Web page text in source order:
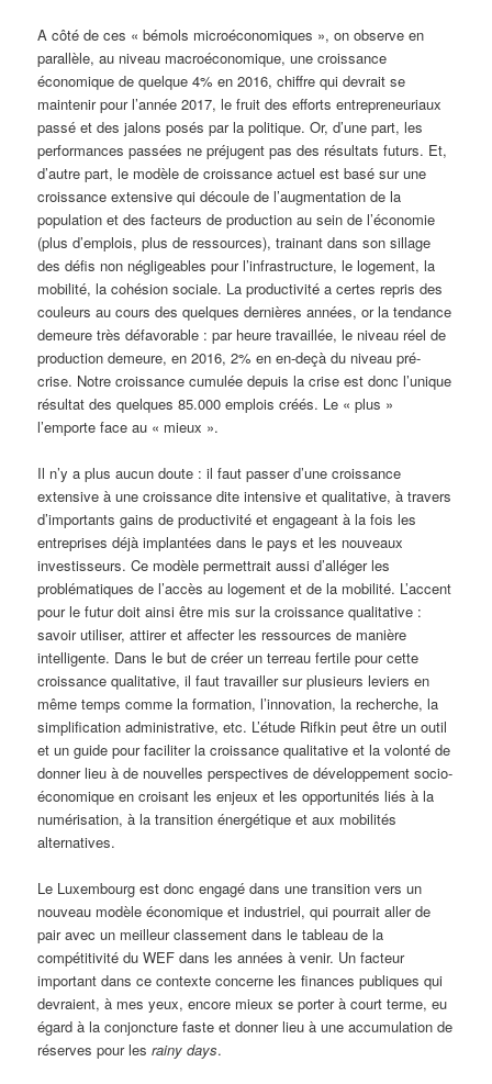
A côté de ces « bémols microéconomiques », on observe en
parallèle, au niveau macroéconomique, une croissance
économique de quelque 4% en 2016, chiffre qui devrait se
maintenir pour l’année 2017, le fruit des efforts entrepreneuriaux
passé et des jalons posés par la politique. Or, d’une part, les
performances passées ne préjugent pas des résultats futurs. Et,
d’autre part, le modèle de croissance actuel est basé sur une
croissance extensive qui découle de l’augmentation de la
population et des facteurs de production au sein de l’économie
(plus d’emplois, plus de ressources), trainant dans son sillage
des défis non négligeables pour l’infrastructure, le logement, la
mobilité, la cohésion sociale. La productivité a certes repris des
couleurs au cours des quelques dernières années, or la tendance
demeure très défavorable : par heure travaillée, le niveau réel de
production demeure, en 2016, 2% en en-deçà du niveau pré-
crise. Notre croissance cumulée depuis la crise est donc l’unique
résultat des quelques 85.000 emplois créés. Le « plus »
l’emporte face au « mieux ».
Il n’y a plus aucun doute : il faut passer d’une croissance
extensive à une croissance dite intensive et qualitative, à travers
d’importants gains de productivité et engageant à la fois les
entreprises déjà implantées dans le pays et les nouveaux
investisseurs. Ce modèle permettrait aussi d’alléger les
problématiques de l’accès au logement et de la mobilité. L’accent
pour le futur doit ainsi être mis sur la croissance qualitative :
savoir utiliser, attirer et affecter les ressources de manière
intelligente. Dans le but de créer un terreau fertile pour cette
croissance qualitative, il faut travailler sur plusieurs leviers en
même temps comme la formation, l’innovation, la recherche, la
simplification administrative, etc. L’étude Rifkin peut être un outil
et un guide pour faciliter la croissance qualitative et la volonté de
donner lieu à de nouvelles perspectives de développement socio-
économique en croisant les enjeux et les opportunités liés à la
numérisation, à la transition énergétique et aux mobilités
alternatives.
Le Luxembourg est donc engagé dans une transition vers un
nouveau modèle économique et industriel, qui pourrait aller de
pair avec un meilleur classement dans le tableau de la
compétitivité du WEF dans les années à venir. Un facteur
important dans ce contexte concerne les finances publiques qui
devraient, à mes yeux, encore mieux se porter à court terme, eu
égard à la conjoncture faste et donner lieu à une accumulation de
réserves pour lesrainy days.